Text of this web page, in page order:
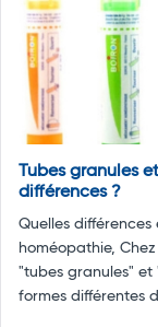
Tubes granules
différences ?
Quelles
homéopathie,
"tubes granules" et
formes différentes